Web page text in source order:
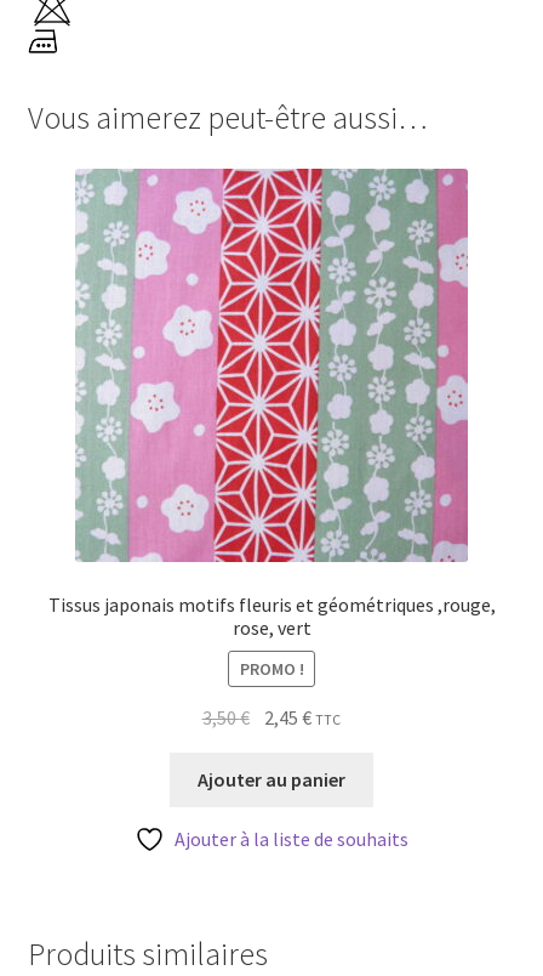
Vous aimerez peut-être aussi…
Tissus japonais motifs fleuris et géométriques ,rouge,
rose, vert
PROMO !
3,50€ Le
initial
3,50 €.
2,45€Le
actuel
2,45 €.
TTC
Ajouter au panier
Ajouter à la liste de souhaits
Produits similaires